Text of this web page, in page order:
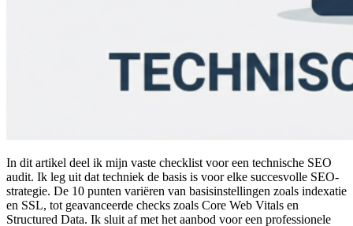
In dit artikel deel ik mijn vaste checklist voor een technische SEO
audit. Ik leg uit dat techniek de basis is voor elke succesvolle SEO-
strategie. De 10 punten variëren van basisinstellingen zoals indexatie
en SSL, tot geavanceerde checks zoals Core Web Vitals en
Structured Data. Ik sluit af met het aanbod voor een professionele